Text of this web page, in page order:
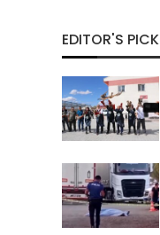
EDITOR'S PICK